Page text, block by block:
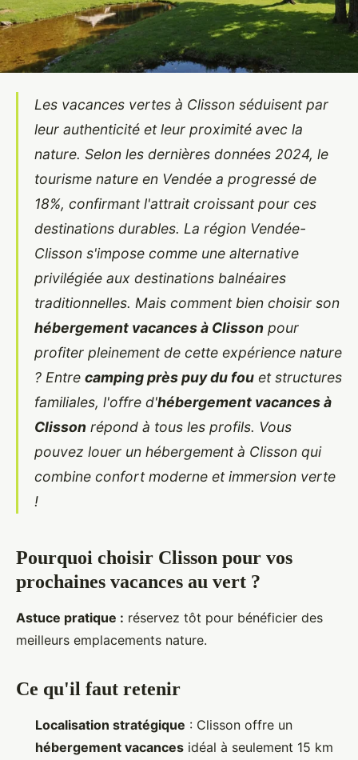
Les vacances vertes à Clisson séduisent par
leur authenticité et leur proximité avec la
nature. Selon les dernières données 2024, le
tourisme nature en Vendée a progressé de
18%, confirmant l'attrait croissant pour ces
destinations durables. La région Vendée-
Clisson s'impose comme une alternative
privilégiée aux destinations balnéaires
traditionnelles. Mais comment bien choisir son
hébergement vacances à Clisson pour
profiter pleinement de cette expérience nature
? Entre camping près puy du fou et structures
familiales, l'offre d'hébergement vacances à
Clisson répond à tous les profils. Vous
pouvez louer un hébergementà Clisson qui
combine confort moderne et immersion verte
!
Pourquoi choisir Clisson pour vos
prochaines vacances au vert ?
Astuce pratique : réservez tôt pour bénéficier des
meilleurs emplacements nature.
Ce qu'il faut retenir
Localisation stratégique : Clisson offre un
hébergement vacances idéal à seulement 15 km